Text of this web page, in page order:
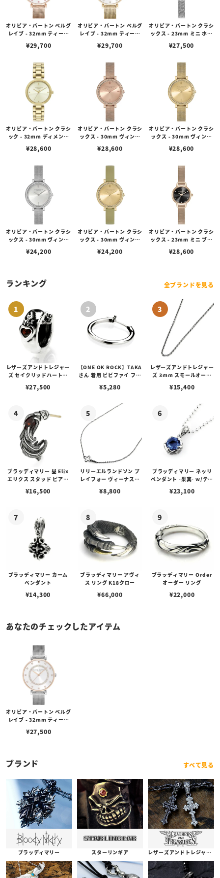
オリビア・バートン ベルグ
レイブ - 32mm ティーバ
ョンゴールドメッシュ
¥29,700
オリビア・バートン ベルグ
レイブ - 32mm ティーバ
ッシュ
¥29,700
オリビア・バートン クラシ
ックス - 23mm ミニ ホワ
スタル シルバー メッシュ
¥27,500
オリビア・バートン クラシ
ック - 32mm ディメンシ
ゴールド ブレスレット
¥28,600
オリビア・バートン クラシ
ックス - 30mm ヴィンテ
ド サンレイ メッシュ
¥28,600
オリビア・バートン クラシ
ックス - 30mm ヴィンテ
ド サンレイ メッシュ
¥28,600
オリビア・バートン クラシ
ックス - 30mm ヴィンテ
イト サンレイ メッシュ
¥24,200
オリビア・バートン クラシ
ックス - 30mm ヴィンテ
ド サンレイ セージ グリー
¥24,200
オリビア・バートン クラシ
ックス - 23mm ミニ ブラ
ルド メッシュ
¥28,600
ランキング 全ブランドを見る
レザーズアンドトレジャー
ズ セイクリッドハートピ
¥27,500
【ONE OK ROCK】TAKA
さん 着用 ビビファイ フー
¥5,280
レザーズアンドトレジャー
ズ 3mm スモールオーバ
ブスタークラスプ＆LTロ
¥15,400
ブラッディマリー 昼 Elix
エリクス スタッド ピアス
¥16,500
リリーエルランドソン プ
レイフォー ヴィーナスチ
¥8,800
ブラッディマリー ネッリ
ペンダント -果実- w/ティ
¥23,100
ブラッディマリー カーム
ペンダント
¥14,300
ブラッディマリー アヴィ
ス リング K18クロー
¥66,000
ブラッディマリー Order
オーダー リング
¥22,000
あなたのチェックしたアイテム
オリビア・バートン ベルグ
レイブ - 32mm ティーバ
ルバーメッシュ
¥27,500
ブランド すべて見る
ブラッディマリー スターリンギア レザーズアンドトレジャーズ